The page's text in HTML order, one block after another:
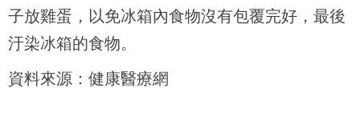
子放雞蛋，以免冰箱內食物沒有包覆完好，最後
汙染冰箱的食物。
資料來源：健康醫療網